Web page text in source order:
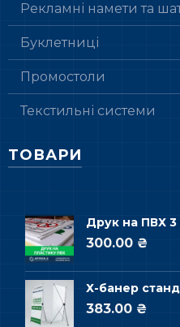
Рекламні намети та
Буклетниці
Промостоли
Текстильні системи
ТОВАРИ
Друк на ПВХ
300.00 ₴
Х-банер
383.00 ₴